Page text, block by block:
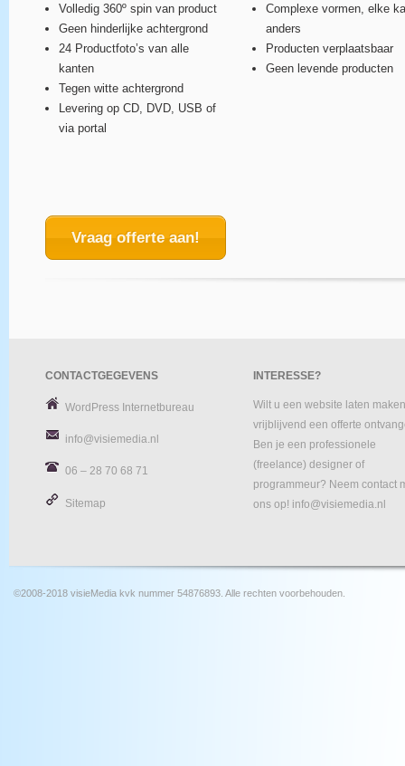
Volledig 360º spin van product
Geen hinderlijke achtergrond
24 Productfoto’s van alle
kanten
Tegen witte achtergrond
Levering op CD, DVD, USB of
via portal
Complexe vormen, elke
anders
Producten verplaatsbaar
Geen levende producten
Vraag offerte aan!
CONTACTGEGEVENS
WordPress Internetbureau
info@visiemedia.nl
06 – 28 70 68 71
Sitemap
INTERESSE?
Wilt u een website laten
vrijblijvend een offerte
Ben je een professionele
(freelance) designer of
programmeur? Neem contact
ons op! info@visiemedia.nl
©2008-2018 visieMedia kvk nummer 54876893. Alle rechten voorbehouden.